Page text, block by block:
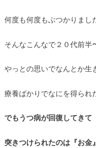
何度も何度もぶつかりまし
そんなこんなで２０代前半
やっとの思いでなんとか生
療養ばかりでなにを得られ
でもうつ病が回復してきて
突きつけられたのは『お金